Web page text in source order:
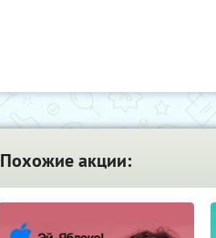
Похожие акции: